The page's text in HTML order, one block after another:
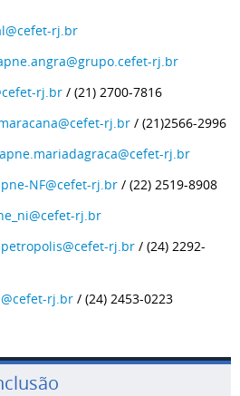
rj.br
rj.br
rj.br / (21) 2700-7816
rj.br / (21)2566-2996
rj.br
NF@cefet-rj.br / (22) 2519-8908
rj.br
rj.br / (24) 2292-
rj.br / (24) 2453-0223